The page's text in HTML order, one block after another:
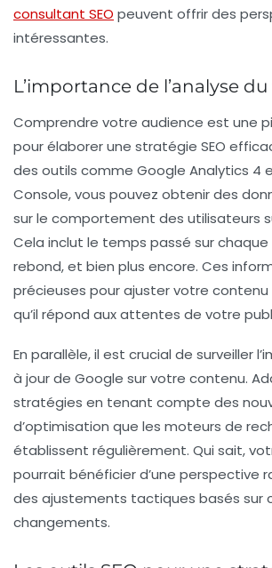
consultant SEO peuvent offrir des
intéressantes.
L’importance de l’analyse du
Comprendre votre audience est une
pour élaborer une stratégie SEO
des outils comme Google Analytics 4
Console, vous pouvez obtenir des
sur le comportement des utilisateurs
Cela inclut le temps passé sur
rebond, et bien plus encore. Ces
précieuses pour ajuster votre
qu’il répond aux attentes de votre
En parallèle, il est crucial de surveiller
à jour de Google sur votre contenu.
stratégies en tenant compte des
d’optimisation que les moteurs de
établissent régulièrement. Qui sait,
pourrait bénéficier d’une perspective
des ajustements tactiques basés sur
changements.